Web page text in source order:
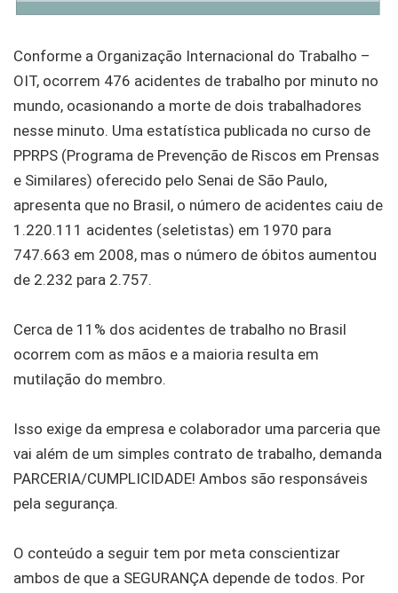
Conforme a Organização Internacional do Trabalho –
OIT, ocorrem 476 acidentes de trabalho por minuto no
mundo, ocasionando a morte de dois trabalhadores
nesse minuto. Uma estatística publicada no curso de
PPRPS (Programa de Prevenção de Riscos em Prensas
e Similares) oferecido pelo Senai de São Paulo,
apresenta que no Brasil, o número de acidentes caiu de
1.220.111 acidentes (seletistas) em 1970 para
747.663 em 2008, mas o número de óbitos aumentou
de 2.232 para 2.757.
Cerca de 11% dos acidentes de trabalho no Brasil
ocorrem com as mãos e a maioria resulta em
mutilação do membro.
Isso exige da empresa e colaborador uma parceria que
vai além de um simples contrato de trabalho, demanda
PARCERIA/CUMPLICIDADE! Ambos são responsáveis
pela segurança.
O conteúdo a seguir tem por meta conscientizar
ambos de que a SEGURANÇA depende de todos. Por